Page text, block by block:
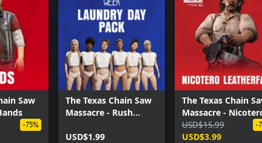
Saw
-75%
The Texas Chain Saw
Massacre - Rush
Outfit
USD$1.99
The Texas Chain
Massacre -
Leatherface
USD$15.99
USD$3.99
-